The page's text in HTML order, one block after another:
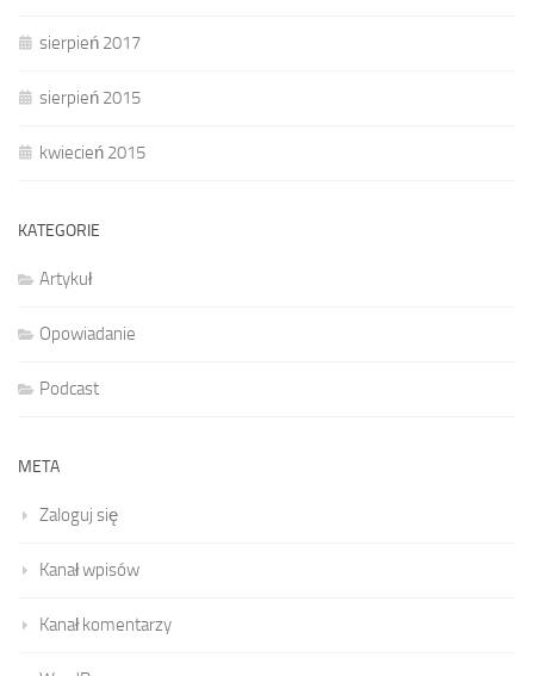
sierpień 2017
sierpień 2015
kwiecień 2015
KATEGORIE
Artykuł
Opowiadanie
Podcast
META
Zaloguj się
Kanał wpisów
Kanał komentarzy